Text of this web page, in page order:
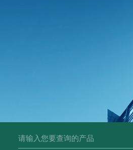
口径氙灯光源 BDRF超声波乳化反应釜